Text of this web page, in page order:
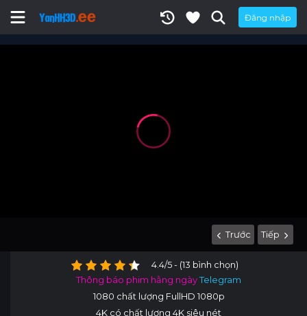
Đăng nhập
Trước Tiếp
4.4/5 - (13 bình chọn)
Thông báo phim hằng ngàyTelegram
1080 chất lượng FullHD 1080p
4K có chất lượng 4K siêu nét